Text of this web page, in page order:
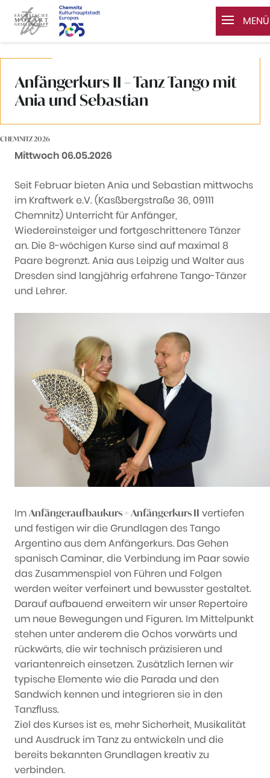
MENÜ
Anfängerkurs II – Tanz Tango mit
Ania und Sebastian
CHEMNITZ 2026
Datum:
Mittwoch 06.05.2026
Seit Februar bieten Ania und Sebastian mittwochs
im Kraftwerk e.V. (Kasßbergstraße 36, 09111
Chemnitz) Unterricht für Anfänger,
Wiedereinsteiger und fortgeschrittenere Tänzer
an. Die 8-wöchigen Kurse sind auf maximal 8
Paare begrenzt. Ania aus Leipzig und Walter aus
Dresden sind langjährig erfahrene Tango-Tänzer
und Lehrer.
Im Anfängeraufbaukurs = Anfängerkurs II vertiefen
und festigen wir die Grundlagen des Tango
Argentino aus dem Anfängerkurs. Das Gehen
spanisch Caminar, die Verbindung im Paar sowie
das Zusammenspiel von Führen und Folgen
werden weiter verfeinert und bewusster gestaltet.
Darauf aufbauend erweitern wir unser Repertoire
um neue Bewegungen und Figuren. Im Mittelpunkt
stehen unter anderem die Ochos vorwärts und
rückwärts, die wir technisch präzisieren und
variantenreich einsetzen. Zusätzlich lernen wir
typische Elemente wie die Parada und den
Sandwich kennen und integrieren sie in den
Tanzfluss.
Ziel des Kurses ist es, mehr Sicherheit, Musikalität
und Ausdruck im Tanz zu entwickeln und die
bereits bekannten Grundlagen kreativ zu
verbinden.